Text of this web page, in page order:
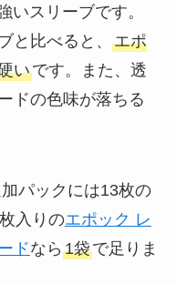
いスリーブです。
と比べると、 エポ
いです。また、透
ドの色味が落ちる
パックには13枚の
入りのエポック レ
ドなら 1袋で足りま